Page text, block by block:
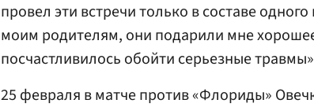
провел эти встречи только в составе
моим родителям, они подарили мне
посчастливилось обойти серьезные
25 февраля в матче против «Флориды»